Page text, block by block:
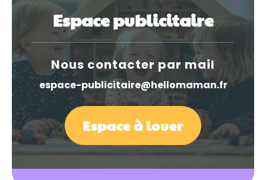
Espace publicitaire
Nous contacter par mail
espace-publicitaire@hellomaman.fr
Espace à louer